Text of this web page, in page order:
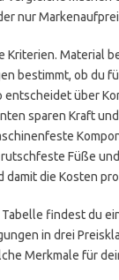
nur
Kriterien. Material
bestimmt, ob du
entscheidet über
sparen Kraft
Füße
damit die Kosten
findest du
in drei
Merkmale für